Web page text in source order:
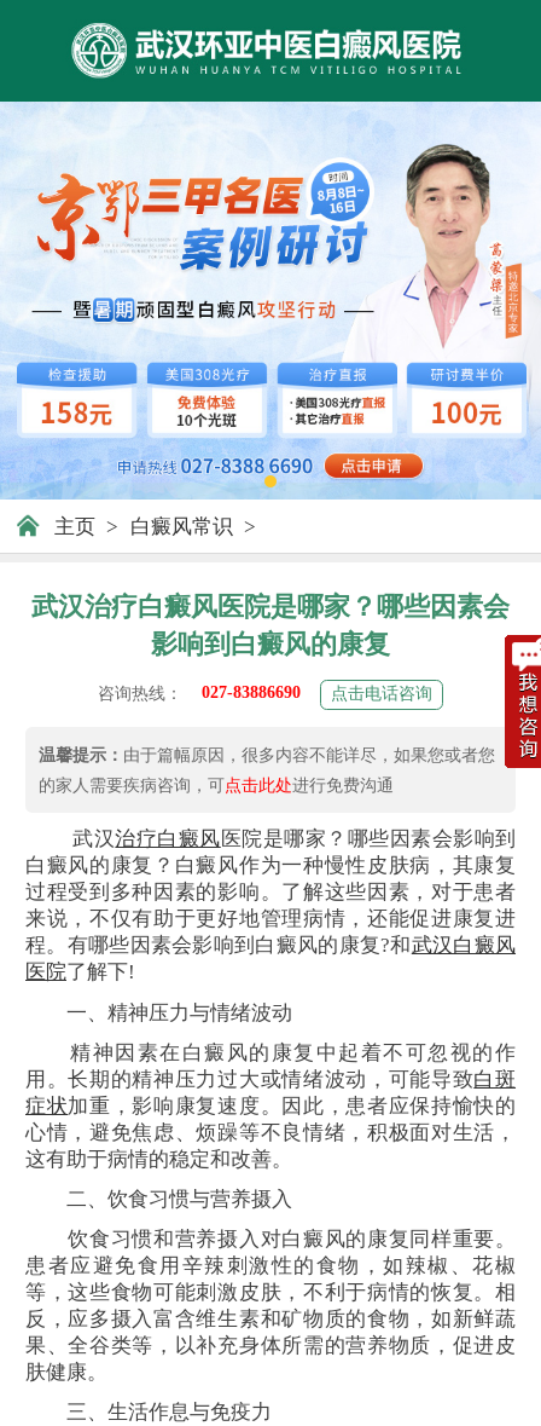
主页 > 白癜风常识 >
武汉治疗白癜风医院是哪家？哪些因素会
影响到白癜风的康复
咨询热线： 027-83886690 点击电话咨询
温馨提示： 由于篇幅原因，很多内容不能详尽，如果您或者您
的家人需要疾病咨询，可点击此处进行免费沟通
武汉治疗白癜风 医院是哪家？哪些因素会影响到
白癜风的康复？白癜风作为一种慢性皮肤病，其康复
过程受到多种因素的影响。了解这些因素，对于患者
来说，不仅有助于更好地管理病情，还能促进康复进
程。有哪些因素会影响到白癜风的康复?和武汉白癜风
医院了解下!
一、精神压力与情绪波动
精神因素在白癜风的康复中起着不可忽视的作
用。长期的精神压力过大或情绪波动，可能导致白斑
症状加重，影响康复速度。因此，患者应保持愉快的
心情，避免焦虑、烦躁等不良情绪，积极面对生活，
这有助于病情的稳定和改善。
二、饮食习惯与营养摄入
饮食习惯和营养摄入对白癜风的康复同样重要。
患者应避免食用辛辣刺激性的食物，如辣椒、花椒
等，这些食物可能刺激皮肤，不利于病情的恢复。相
反，应多摄入富含维生素和矿物质的食物，如新鲜蔬
果、全谷类等，以补充身体所需的营养物质，促进皮
肤健康。
三、生活作息与免疫力